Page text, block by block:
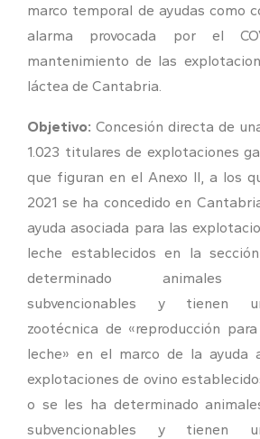
marco temporal de ayudas como
alarma provocada por el
mantenimiento de las
láctea de Cantabria.
Objetivo: Concesión directa de
1.023 titulares de explotaciones
que figuran en el Anexo II, a los
2021 se ha concedido en
ayuda asociada para las
leche establecidos en la
determinado animales
subvencionables y tienen
zootécnica de «reproducción
leche» en el marco de la ayuda
explotaciones de ovino
o se les ha determinado
subvencionables y tienen